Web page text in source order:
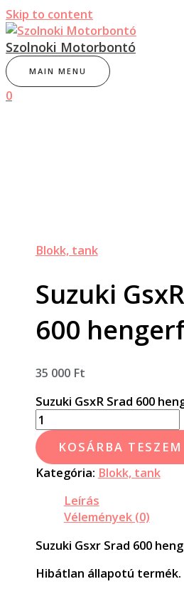
Skip to content
Szolnoki Motorbontó
MAIN MENU
0
Blokk, tank
Suzuki
600
35 000 Ft
Suzuki GsxR Srad 600
KOSÁRBA TESZEM
Kategória: Blokk, tank
Leírás
Vélemények (0)
Suzuki Gsxr Srad 600
Hibátlan állapotú termék.